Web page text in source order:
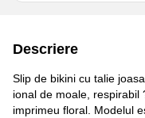
Descriere
Slip de bikini cu talie
ional de moale, respirabil
imprimeu floral. Modelul